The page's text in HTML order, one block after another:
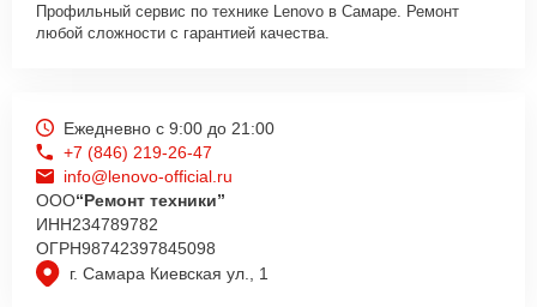
Профильный сервис по технике Lenovo в Самаре. Ремонт
любой сложности с гарантией качества.
г. Самара Киевская ул., 1
Ежедневно с 9:00 до 21:00
+7 (846) 219-26-47
info@lenovo-official.ru
ООО“Ремонт техники”
ИНН234789782
ОГРН98742397845098